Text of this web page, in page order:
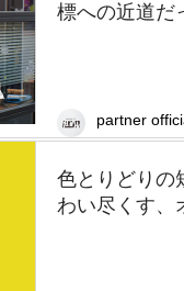
標への近道
partner
色とりどりの
わい尽くす、